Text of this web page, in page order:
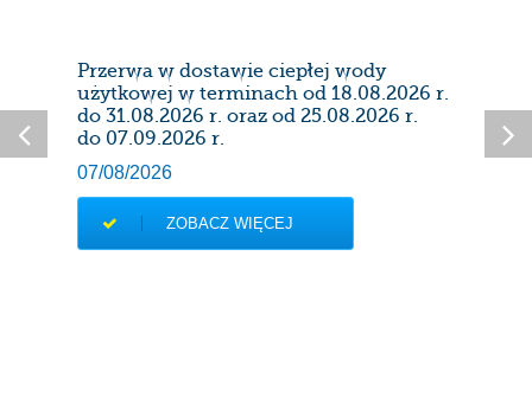
Przerwa w dostawie ciepłej wody
użytkowej w terminach od 18.08.2026 r.
do 31.08.2026 r. oraz od 25.08.2026 r.
do 07.09.2026 r.
07/08/2026
ZOBACZ WIĘCEJ